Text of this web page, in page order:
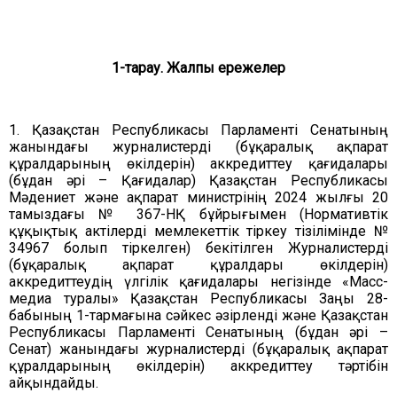
1-тарау. Жалпы ережелер
1. Қазақстан Республикасы Парламенті Сенатының
жанындағы журналистерді (бұқаралық ақпарат
құралдарының өкілдерін) аккредиттеу қағидалары
(бұдан әрі – Қағидалар) Қазақстан Республикасы
Мәдениет және ақпарат министрінің 2024 жылғы 20
тамыздағы № 367-НҚ бұйрығымен (Нормативтік
құқықтық актілерді мемлекеттік тіркеу тізілімінде №
34967 болып тіркелген) бекітілген Журналистерді
(бұқаралық ақпарат құралдары өкілдерін)
аккредиттеудің үлгілік қағидалары негізінде «Масс-
медиа туралы» Қазақстан Республикасы Заңы 28-
бабының 1-тармағына сәйкес әзірленді және Қазақстан
Республикасы Парламенті Сенатының (бұдан әрі –
Сенат) жанындағы журналистерді (бұқаралық ақпарат
құралдарының өкілдерін) аккредиттеу тәртібін
айқындайды.